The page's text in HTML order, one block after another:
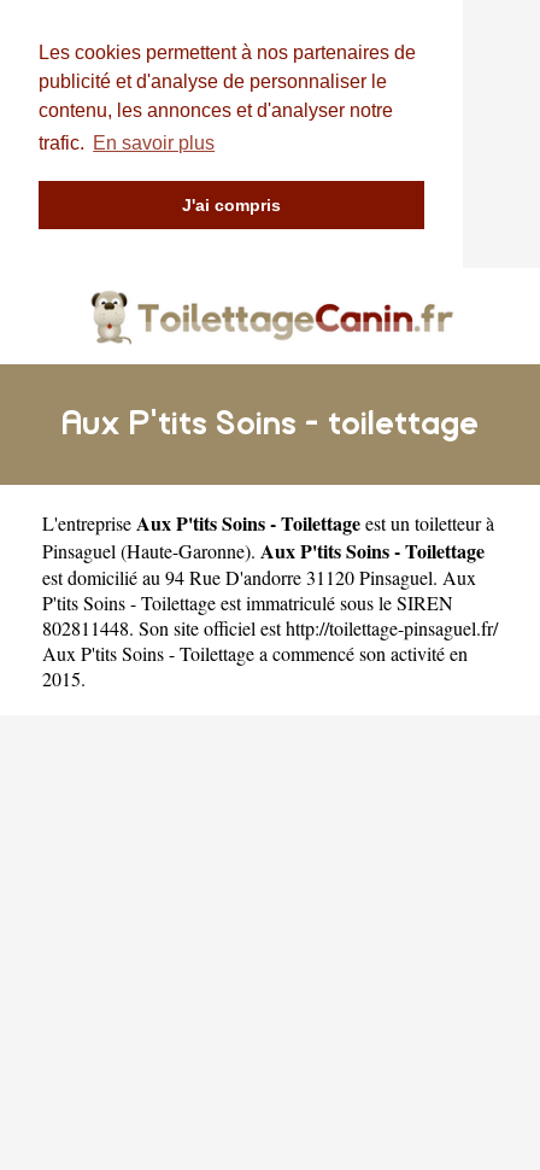
Les cookies permettent à nos partenaires de
publicité et d'analyse de personnaliser le
contenu, les annonces et d'analyser notre
trafic. En savoir plus
J'ai compris
Aux P'tits Soins - toilettage
L'entrepriseAux P'tits Soins - Toilettageest un toiletteur à
Pinsaguel (Haute-Garonne). Aux P'tits Soins - Toilettage
est domicilié au 94 Rue D'andorre 31120 Pinsaguel. Aux
P'tits Soins - Toilettage est immatriculé sous le SIREN
802811448. Son site officiel esthttp://toilettage-pinsaguel.fr/
Aux P'tits Soins - Toilettage a commencé son activité en
2015.